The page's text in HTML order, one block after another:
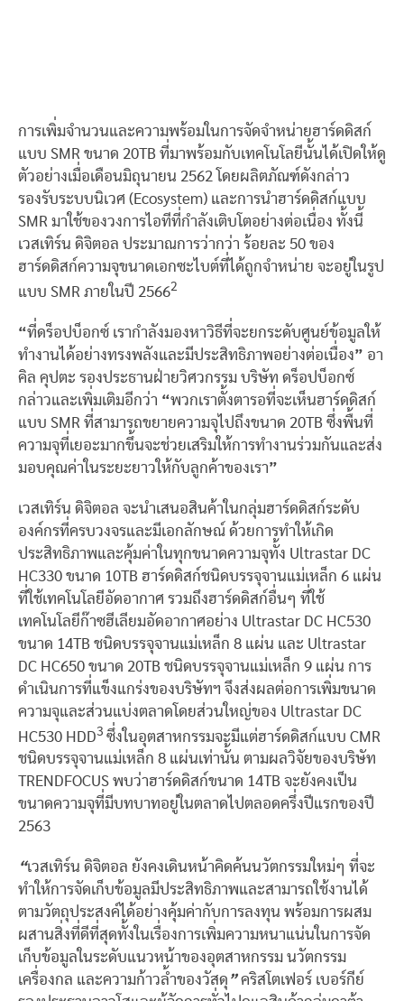
การเพิ่มจำนวนและความพร้อมในการจัดจำหน่ายฮาร์ดดิสก์
แบบ SMR ขนาด 20TB ที่มาพร้อมกับเทคโนโลยีนั้นได้เปิดให้ดู
ตัวอย่างเมื่อเดือนมิถุนายน 2562 โดยผลิตภัณฑ์ดังกล่าว
รองรับระบบนิเวศ (Ecosystem) และการนำฮาร์ดดิสก์แบบ
SMR มาใช้ของวงการไอทีที่กำลังเติบโตอย่างต่อเนื่อง ทั้งนี้
เวสเทิร์น ดิจิตอล ประมาณการว่ากว่า ร้อยละ 50 ของ
ฮาร์ดดิสก์ความจุขนาดเอกซะไบต์ที่ได้ถูกจำหน่าย จะอยู่ในรูป
แบบ SMR ภายในปี 25662
“ที่ดร็อปบ็อกซ์ เรากำลังมองหาวิธีที่จะยกระดับศูนย์ข้อมูลให้
ทำงานได้อย่างทรงพลังและมีประสิทธิภาพอย่างต่อเนื่อง” อา
คิล คุปตะ รองประธานฝ่ายวิศวกรรม บริษัท ดร็อปบ็อกซ์
กล่าวและเพิ่มเติมอีกว่า “พวกเราตั้งตารอที่จะเห็นฮาร์ดดิสก์
แบบ SMR ที่สามารถขยายความจุไปถึงขนาด 20TB ซึ่งพื้นที่
ความจุที่เยอะมากขึ้นจะช่วยเสริมให้การทำงานร่วมกันและส่ง
มอบคุณค่าในระยะยาวให้กับลูกค้าของเรา”
เวสเทิร์น ดิจิตอล จะนำเสนอสินค้าในกลุ่มฮาร์ดดิสก์ระดับ
องค์กรที่ครบวงจรและมีเอกลักษณ์ ด้วยการทำให้เกิด
ประสิทธิภาพและคุ้มค่าในทุกขนาดความจุทั้ง Ultrastar DC
HC330 ขนาด 10TB ฮาร์ดดิสก์ชนิดบรรจุจานแม่เหล็ก 6 แผ่น
ที่ใช้เทคโนโลยีอัดอากาศ รวมถึงฮาร์ดดิสก์อื่นๆ ที่ใช้
เทคโนโลยีก๊าซฮีเลียมอัดอากาศอย่าง Ultrastar DC HC530
ขนาด 14TB ชนิดบรรจุจานแม่เหล็ก 8 แผ่น และ Ultrastar
DC HC650 ขนาด 20TB ชนิดบรรจุจานแม่เหล็ก 9 แผ่น การ
ดำเนินการที่แข็งแกร่งของบริษัทฯ จึงส่งผลต่อการเพิ่มขนาด
ความจุและส่วนแบ่งตลาดโดยส่วนใหญ่ของ Ultrastar DC
HC530 HDD3 ซึ่งในอุตสาหกรรมจะมีแต่ฮาร์ดดิสก์แบบ CMR
ชนิดบรรจุจานแม่เหล็ก 8 แผ่นเท่านั้น ตามผลวิจัยของบริษัท
TRENDFOCUS พบว่าฮาร์ดดิสก์ขนาด 14TB จะยังคงเป็น
ขนาดความจุที่มีบทบาทอยู่ในตลาดไปตลอดครึ่งปีแรกของปี
2563
“เวสเทิร์น ดิจิตอล ยังคงเดินหน้าคิดค้นนวัตกรรมใหม่ๆ ที่จะ
ทำให้การจัดเก็บข้อมูลมีประสิทธิภาพและสามารถใช้งานได้
ตามวัตถุประสงค์ได้อย่างคุ้มค่ากับการลงทุน พร้อมการผสม
ผสานสิ่งที่ดีที่สุดทั้งในเรื่องการเพิ่มความหนาแน่นในการจัด
เก็บข้อมูลในระดับแนวหน้าของอุตสาหกรรม นวัตกรรม
เครื่องกล และความก้าวล้ำของวัสดุ ”คริสโตเฟอร์ เบอร์กีย์